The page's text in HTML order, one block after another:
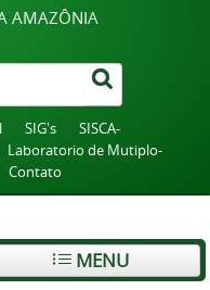
Canais
AMAZÔNIA
SIG's
SISCA-
Laboratorio de Mutiplo-
Contato
MENU